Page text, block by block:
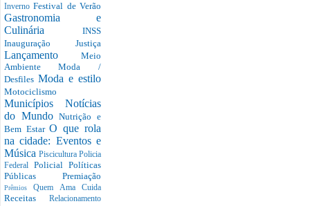
InvernoFestival de Verão
Gastronomia e
Culinária INSS
Inauguração Justiça
Lançamento Meio
AmbienteModa /
Desfiles Moda e estilo
Motociclismo
Municípios Notícias
do MundoNutrição e
Bem EstarO que rola
na cidade: Eventos e
Música Piscicultura Policia
Federal Policial Políticas
Públicas Premiação
PrêmiosQuem Ama Cuida
Receitas Relacionamento